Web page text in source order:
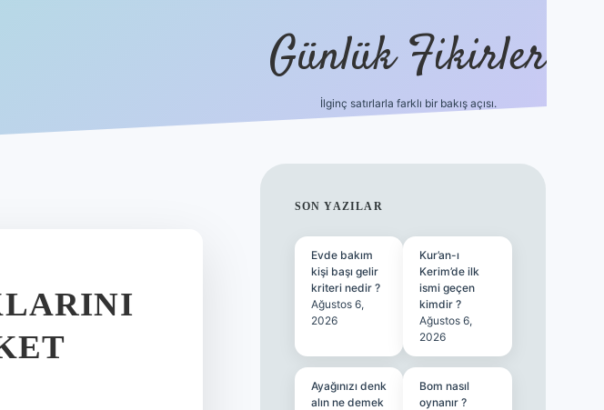
Günlük Fikirler
İlginç satırlarla farklı bir bakış açısı.
SIDEBAR
SON YAZILAR
Evde bakım
kişi başı gelir
kriteri nedir ?
Ağustos 6,
2026
Kur’an-ı
Kerim’de ilk
ismi geçen
kimdir ?
Ağustos 6,
2026
Ayağınızı denk
alın ne demek
Bom nasıl
oynanır ?
betci giriş